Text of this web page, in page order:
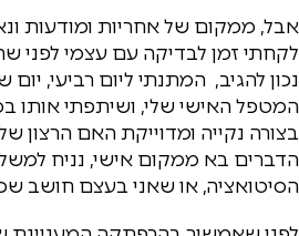
אבל, ממקום של אחריות ומודעות
לקחתי זמן לבדיקה עם עצמי לפני
נכון להגיב, המתנתי ליום רביעי,
המטפל האישי שלי, ושיתפתי אותו
בצורה נקייה ומדוייקת האם הרצון
הדברים בא ממקום אישי, נניח
הסיטואציה, או שאני בעצם חושב